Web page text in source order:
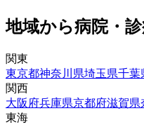
地域から病院・
関東
東京都神奈川県埼玉県千葉
関西
大阪府兵庫県京都府滋賀県
東海